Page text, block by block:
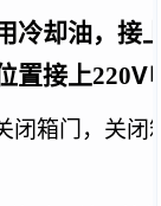
冷却油，接
置接上220V
闭箱门，关